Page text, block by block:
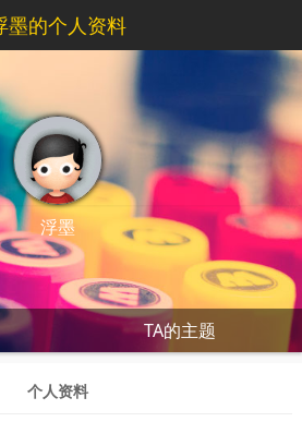
墨的个人资料
浮墨
TA的主题
个人资料